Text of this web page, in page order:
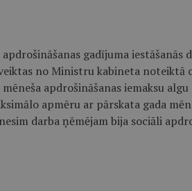
gadījuma iestāšanās
no Ministru kabineta noteiktā
apdrošināšanas iemaksu
apmēru ar pārskata gada
darba ņēmējam bija sociāli